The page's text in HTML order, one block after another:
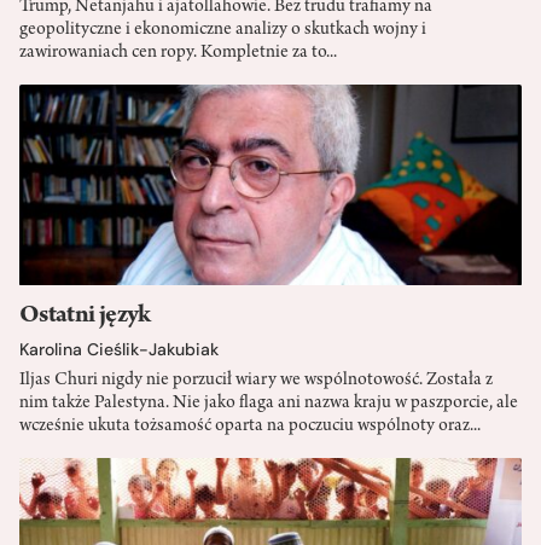
Trump, Netanjahu i ajatollahowie. Bez trudu trafiamy na
geopolityczne i ekonomiczne analizy o skutkach wojny i
zawirowaniach cen ropy. Kompletnie za to...
Ostatni język
Karolina Cieślik-Jakubiak
Iljas Churi nigdy nie porzucił wiary we wspólnotowość. Została z
nim także Palestyna. Nie jako flaga ani nazwa kraju w paszporcie, ale
wcześnie ukuta tożsamość oparta na poczuciu wspólnoty oraz...